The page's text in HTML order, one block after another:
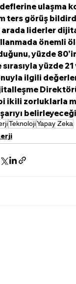
ulaşma
ters görüş
arada liderler
önemli
yüzde
sırasıyla yüzde
ilgili
ikili zorluklarla
TeknolojiYapay Zeka